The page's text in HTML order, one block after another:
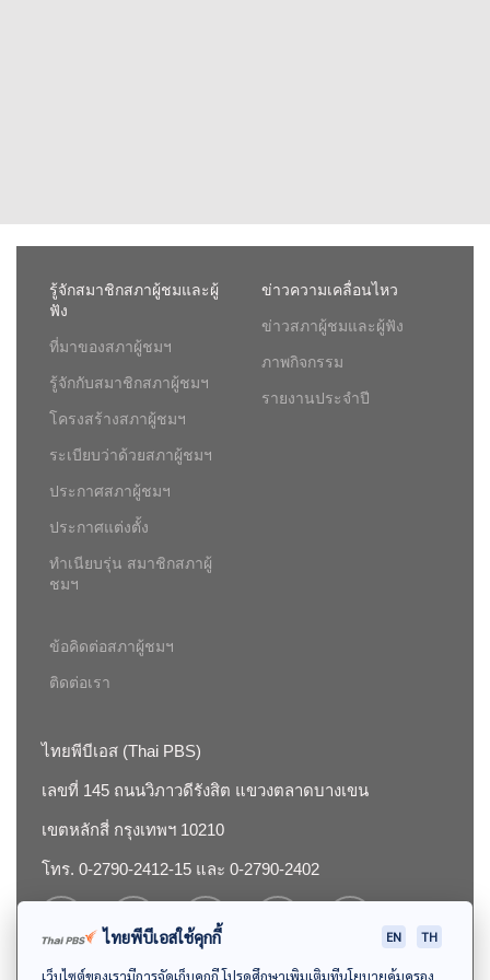
รู้จักสมาชิกสภาผู้ชมและผู้
ฟัง
ที่มาของสภาผู้ชมฯ
รู้จักกับสมาชิกสภาผู้ชมฯ
โครงสร้างสภาผู้ชมฯ
ระเบียบว่าด้วยสภาผู้ชมฯ
ประกาศสภาผู้ชมฯ
ประกาศแต่งตั้ง
ทำเนียบรุ่น สมาชิกสภาผู้
ชมฯ
ข่าวความเคลื่อนไหว
ข่าวสภาผู้ชมและผู้ฟัง
ภาพกิจกรรม
รายงานประจำปี
ข้อคิดต่อสภาผู้ชมฯ
ติดต่อเรา
ไทยพีบีเอส (Thai PBS)
เลขที่ 145 ถนนวิภาวดีรังสิต แขวงตลาดบางเขน
เขตหลักสี่ กรุงเทพฯ 10210
โทร. 0-2790-2412-15 และ 0-2790-2402
ไทยพีบีเอสใช้คุกกี้ EN TH